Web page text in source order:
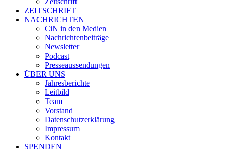
ZEITSCHRIFT
NACHRICHTEN
CiN in den Medien
Nachrichtenbeiträge
Newsletter
Podcast
Presseaussendungen
ÜBER UNS
Jahresberichte
Leitbild
Team
Vorstand
Datenschutzerklärung
Impressum
Kontakt
SPENDEN